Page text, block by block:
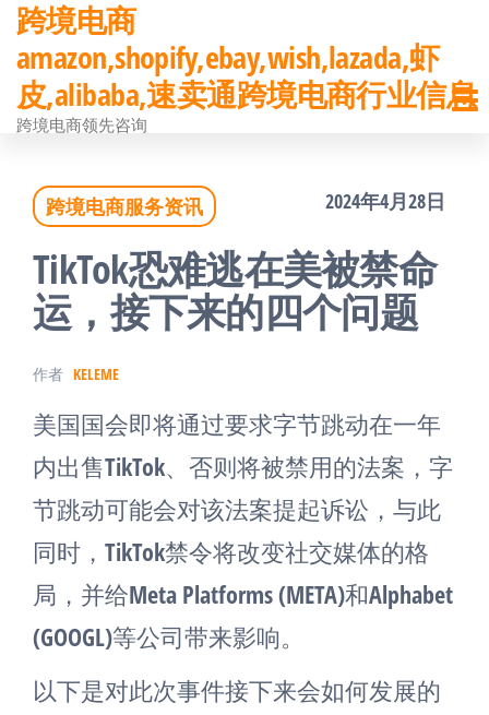
前
往
内
跨境电商
amazon,shopify,ebay,wish,lazada,虾
皮,alibaba,速卖通跨境电商行业信息
跨境电商领先咨询
跨境电商服务资讯 2024年4月28日
TikTok恐难逃在美被禁命
运，接下来的四个问题
作者 KELEME
美国国会即将通过要求字节跳动在一年
内出售TikTok、否则将被禁用的法案，字
节跳动可能会对该法案提起诉讼，与此
同时，TikTok禁令将改变社交媒体的格
局，并给Meta Platforms (META)和Alphabet
(GOOGL)等公司带来影响。
以下是对此次事件接下来会如何发展的